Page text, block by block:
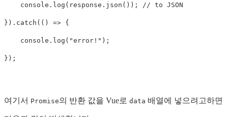
console . log ( response . json ()); // to JSON
}). catch (() => {
console . log ( "error! " );
});
여기서 Promise의 반환 값을 Vue로 data 배열에 넣으려고하면